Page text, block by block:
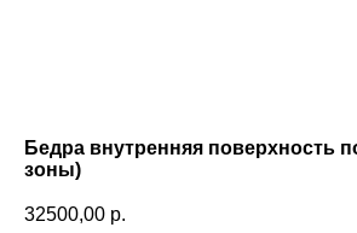
Бедра внутренняя поверхность
зоны)
32500,00 р.